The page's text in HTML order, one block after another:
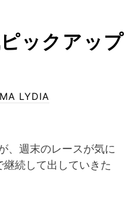
ックアップ
LYDIA
、週末のレースが気に
続して出していきた